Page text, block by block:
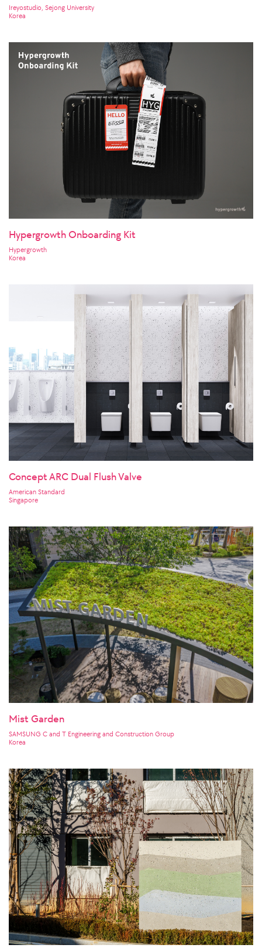
Ireyostudio, Sejong University
Korea
Hypergrowth Onboarding Kit
Hypergrowth
Korea
Concept ARC Dual Flush Valve
American Standard
Singapore
Mist Garden
SAMSUNG C and T Engineering and Construction Group
Korea